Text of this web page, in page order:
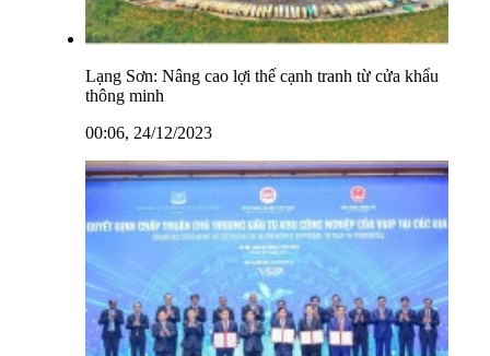
Lạng Sơn: Nâng cao lợi thế cạnh tranh từ cửa khẩu
thông minh
00:06, 24/12/2023